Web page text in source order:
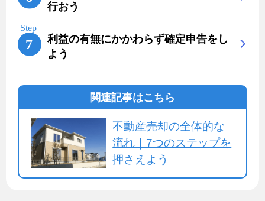
行おう
利益の有無にかかわらず確定申告をし
よう
関連記事はこちら
不動産売却の全体的な
流れ｜7つのステップを
押さえよう